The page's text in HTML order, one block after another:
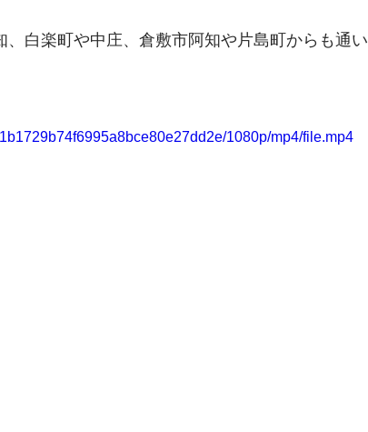
白楽町や中庄、倉敷市阿知や片島町からも通い
1080p/mp4/file.mp4